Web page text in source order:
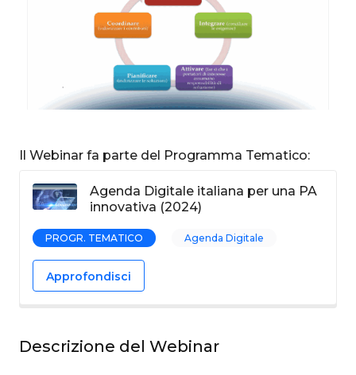
Il Webinar fa parte del Programma Tematico:
Agenda Digitale italiana per una PA
innovativa (2024)
PROGR. TEMATICO Agenda Digitale
Approfondisci
Descrizione del Webinar